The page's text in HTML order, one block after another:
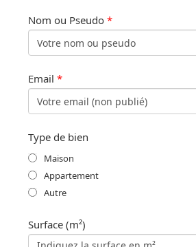
Nom ou Pseudo *
Email *
Type de bien
Maison
Appartement
Autre
Surface (m²)